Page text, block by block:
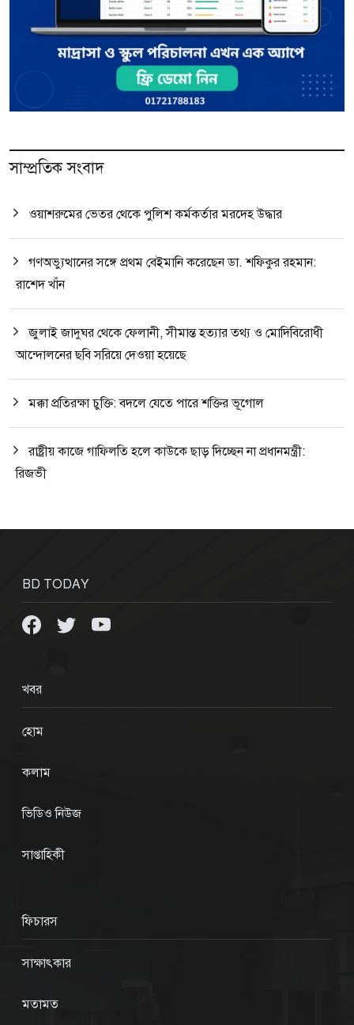
সাম্প্রতিক সংবাদ
ওয়াশরুমের ভেতর থেকে পুলিশ কর্মকর্তার মরদেহ উদ্ধার
গণঅভ্যুত্থানের সঙ্গে প্রথম বেইমানি করেছেন ডা. শফিকুর রহমান:
রাশেদ খাঁন
জুলাই জাদুঘর থেকে ফেলানী, সীমান্ত হত্যার তথ্য ও মোদিবিরোধী
আন্দোলনের ছবি সরিয়ে দেওয়া হয়েছে
মক্কা প্রতিরক্ষা চুক্তি: বদলে যেতে পারে শক্তির ভূগোল
রাষ্ট্রীয় কাজে গাফিলতি হলে কাউকে ছাড় দিচ্ছেন না প্রধানমন্ত্রী:
রিজভী
BD TODAY
খবর
হোম
কলাম
ভিডিও নিউজ
সাপ্তাহিকী
ফিচারস
সাক্ষাৎকার
মতামত